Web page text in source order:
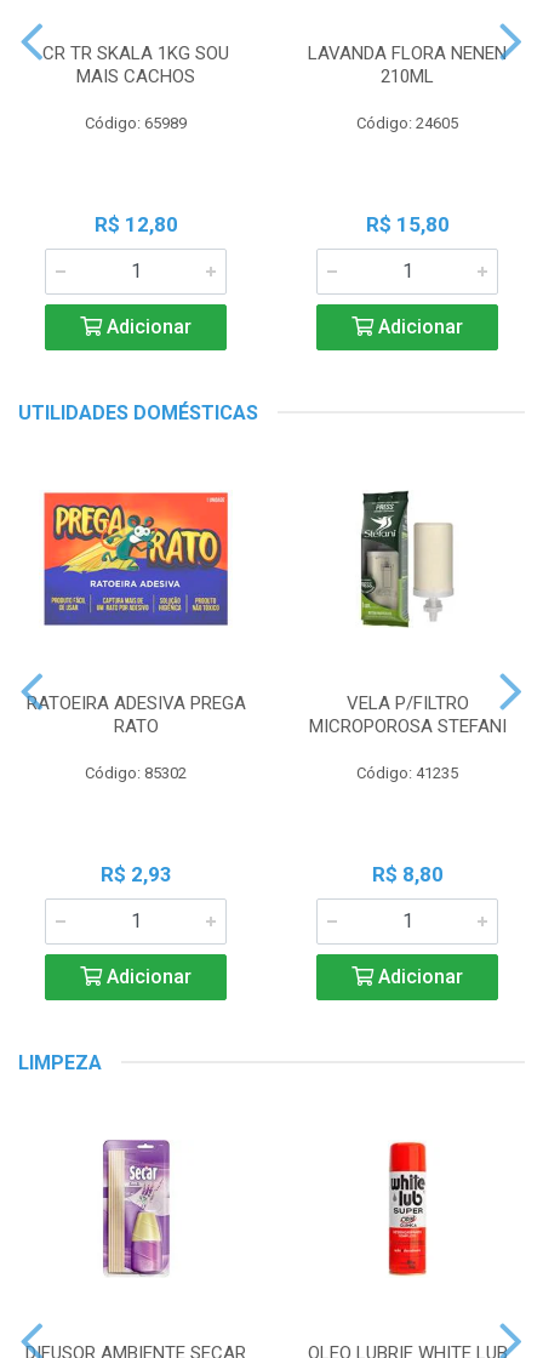
CR TR SKALA 1KG SOU
MAIS CACHOS
Código: 65989
R$ 12,80
Adicionar
LAVANDA FLORA NENEN
210ML
Código: 24605
R$ 15,80
Adicionar
UTILIDADES DOMÉSTICAS
RATOEIRA ADESIVA PREGA
RATO
Código: 85302
R$ 2,93
Adicionar
VELA P/FILTRO
MICROPOROSA STEFANI
Código: 41235
R$ 8,80
Adicionar
LIMPEZA
DIFUSOR AMBIENTE SECAR OLEO LUBRIF WHITE LUB